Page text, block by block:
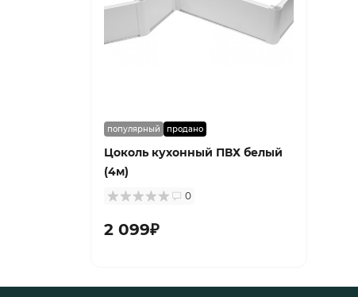
популярный продано
Цоколь кухонный ПВХ белый
(4м)
0
2 099₽